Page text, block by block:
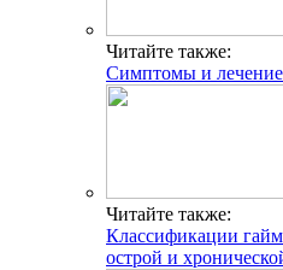
Читайте также:
Симптомы и
Читайте также:
Классификации
острой и